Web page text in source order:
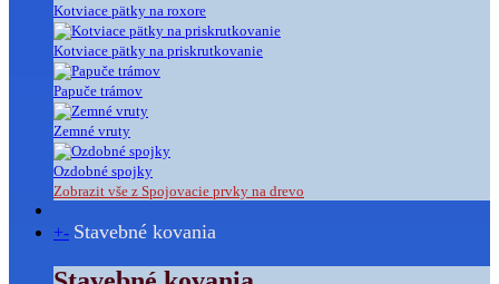
Kotviace pätky na roxore
Kotviace pätky na priskrutkovanie
Papuče trámov
Zemné vruty
Ozdobné spojky
Zobrazit vše z Spojovacie prvky na drevo
+- Stavebné kovania